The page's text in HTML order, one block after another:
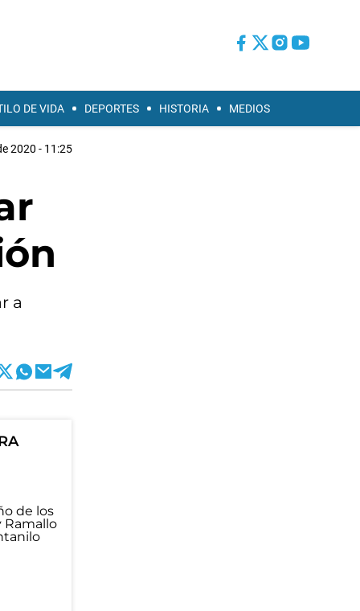
DE VIDA DEPORTES HISTORIA MEDIOS
2020 - 11:25
a